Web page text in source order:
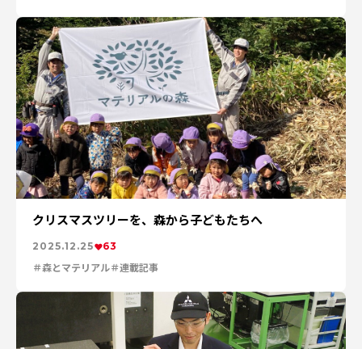
クリスマスツリーを、森から子どもたちへ
2025.12.25
63
森とマテリアル
連載記事